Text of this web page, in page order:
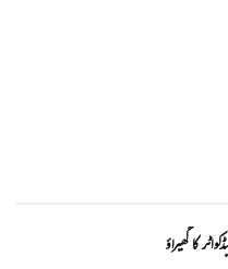
کا گھیراؤ